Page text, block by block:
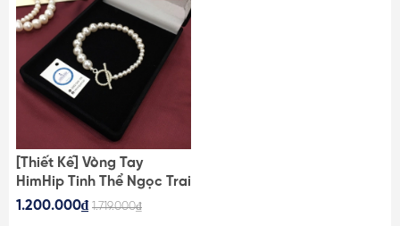
[Thiết Kế] Vòng Tay
HimHip Tinh Thể Ngọc Trai
Mix Hạt 4-6-8Li Khóa Bạc
1.200.000₫ 1.719.000₫